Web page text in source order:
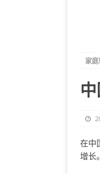
家
在中
增长。